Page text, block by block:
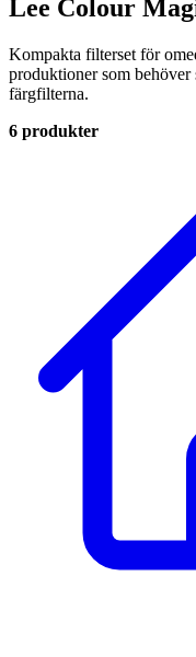
Lee Colour
Kompakta filterset för
produktioner som
färgfilterna.
6 produkter